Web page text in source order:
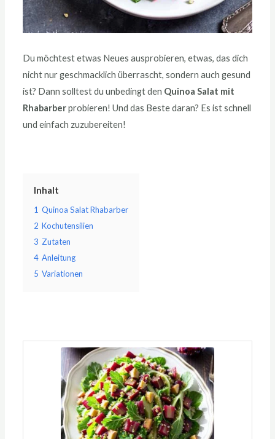
Du möchtest etwas Neues ausprobieren, etwas, das dich
nicht nur geschmacklich überrascht, sondern auch gesund
ist? Dann solltest du unbedingt den Quinoa Salat mit
Rhabarberprobieren! Und das Beste daran? Es ist schnell
und einfach zuzubereiten!
Inhalt
1 Quinoa Salat Rhabarber
2 Kochutensilien
3 Zutaten
4 Anleitung
5 Variationen
Minuten Minuten
Minuten